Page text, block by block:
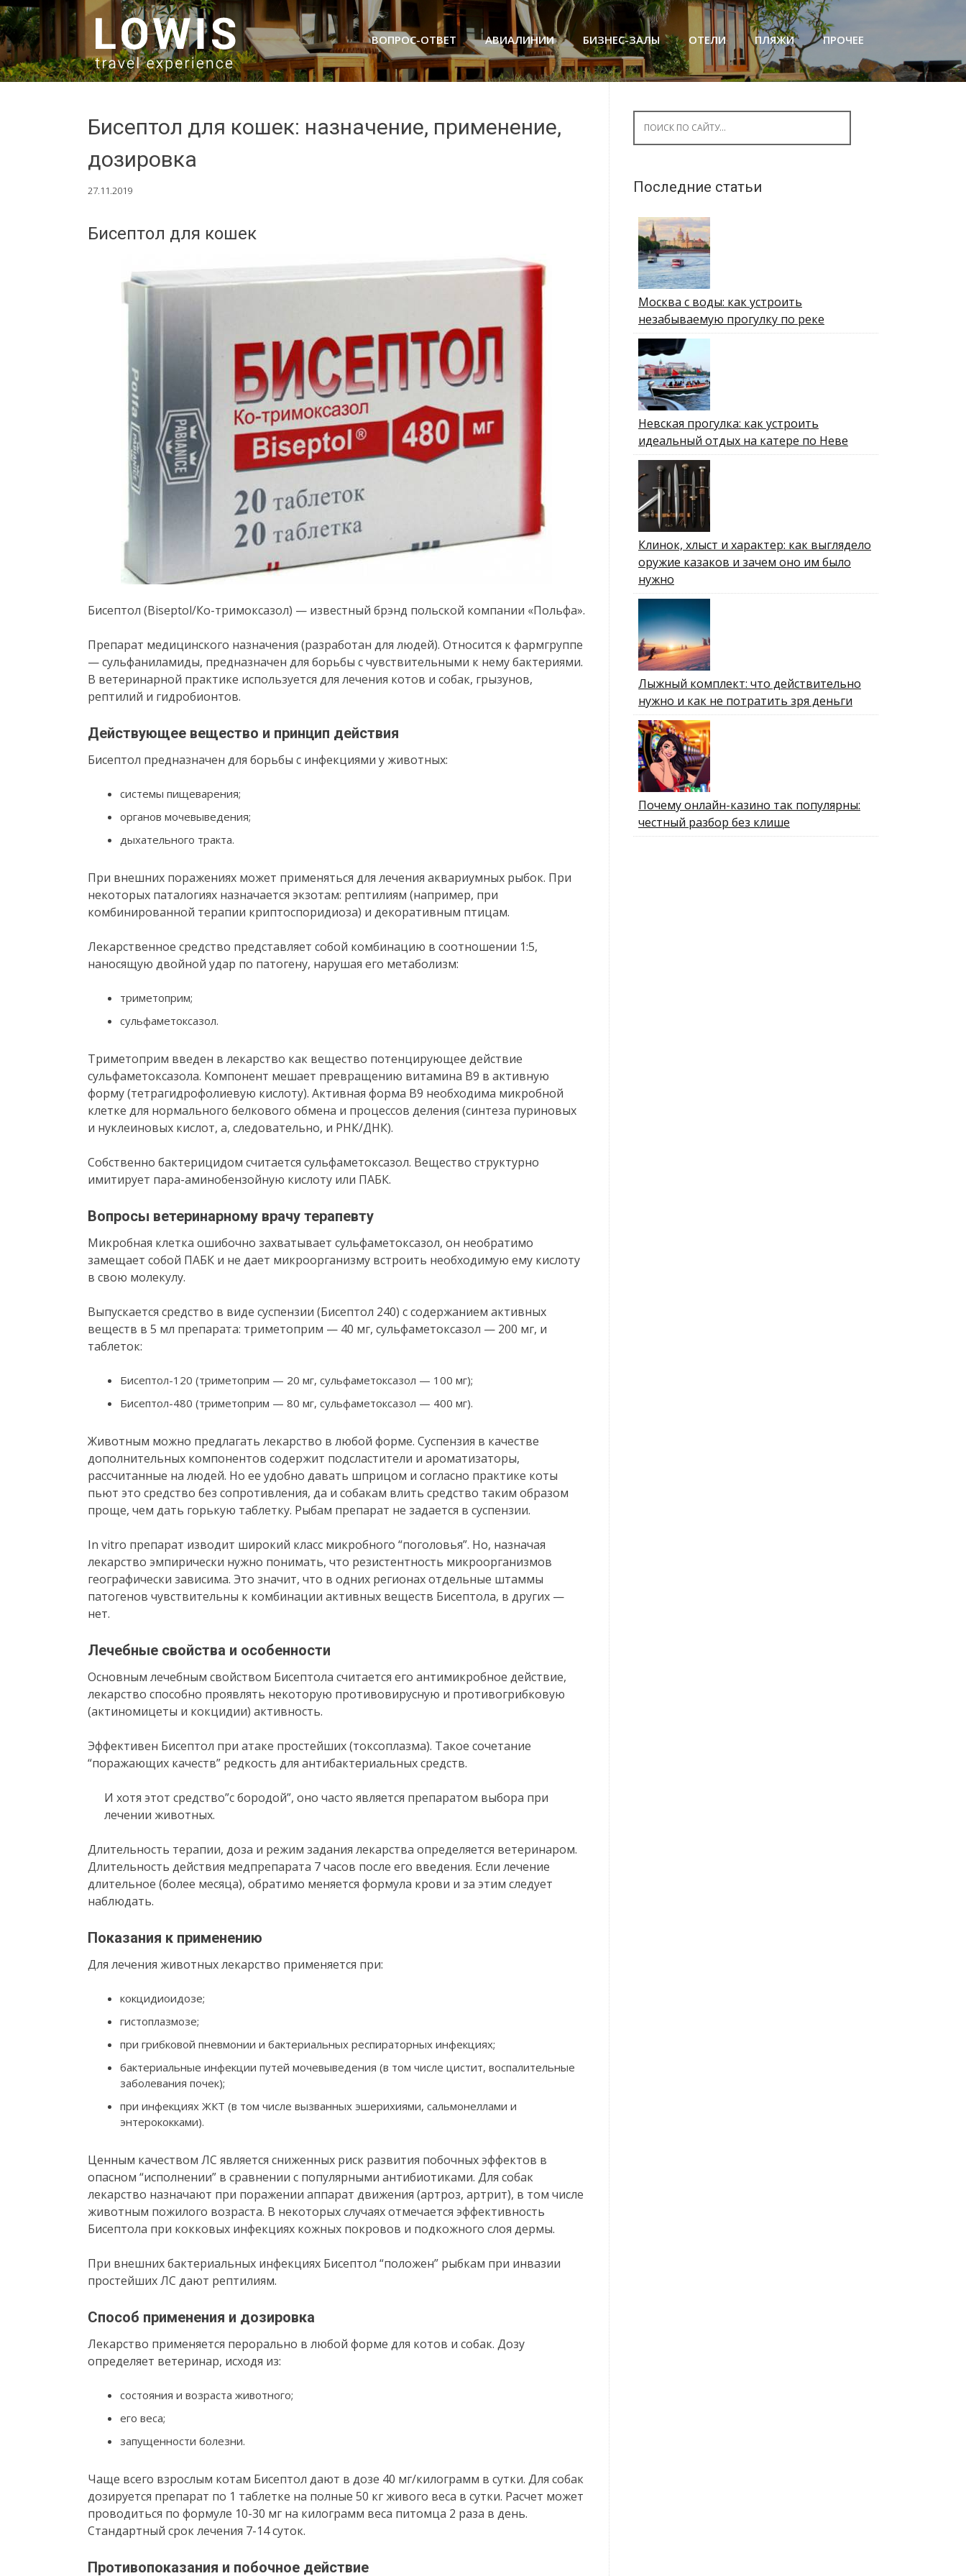
SKIP TO CONTENT ПРОЧЕЕ
ПЛЯЖИ
ОТЕЛИ
БИЗНЕС-ЗАЛЫ
АВИАЛИНИИ
ВОПРОС-ОТВЕТ
Бисептол для кошек: назначение, применение,
дозировка
27.11.2019
Бисептол для кошек
Бисептол (Biseptol/Ко-тримоксазол) — известный брэнд польской компании «Польфа».
Препарат медицинского назначения (разработан для людей). Относится к фармгруппе
— сульфаниламиды, предназначен для борьбы с чувствительными к нему бактериями.
В ветеринарной практике используется для лечения котов и собак, грызунов,
рептилий и гидробионтов.
Действующее вещество и принцип действия
Бисептол предназначен для борьбы с инфекциями у животных:
системы пищеварения;
органов мочевыведения;
дыхательного тракта.
При внешних поражениях может применяться для лечения аквариумных рыбок. При
некоторых паталогиях назначается экзотам: рептилиям (например, при
комбинированной терапии криптоспоридиоза) и декоративным птицам.
Лекарственное средство представляет собой комбинацию в соотношении 1:5,
наносящую двойной удар по патогену, нарушая его метаболизм:
триметоприм;
сульфаметоксазол.
Триметоприм введен в лекарство как вещество потенцирующее действие
сульфаметоксазола. Компонент мешает превращению витамина В9 в активную
форму (тетрагидрофолиевую кислоту). Активная форма В9 необходима микробной
клетке для нормального белкового обмена и процессов деления (синтеза пуриновых
и нуклеиновых кислот, а, следовательно, и РНК/ДНК).
Собственно бактерицидом считается сульфаметоксазол. Вещество структурно
имитирует пара-аминобензойную кислоту или ПАБК.
Вопросы ветеринарному врачу терапевту
Микробная клетка ошибочно захватывает сульфаметоксазол, он необратимо
замещает собой ПАБК и не дает микроорганизму встроить необходимую ему кислоту
в свою молекулу.
Выпускается средство в виде суспензии (Бисептол 240) с содержанием активных
веществ в 5 мл препарата: триметоприм — 40 мг, сульфаметоксазол — 200 мг, и
таблеток:
Бисептол-120 (триметоприм — 20 мг, сульфаметоксазол — 100 мг);
Бисептол-480 (триметоприм — 80 мг, сульфаметоксазол — 400 мг).
Животным можно предлагать лекарство в любой форме. Суспензия в качестве
дополнительных компонентов содержит подсластители и ароматизаторы,
рассчитанные на людей. Но ее удобно давать шприцом и согласно практике коты
пьют это средство без сопротивления, да и собакам влить средство таким образом
проще, чем дать горькую таблетку. Рыбам препарат не задается в суспензии.
In vitro препарат изводит широкий класс микробного “поголовья”. Но, назначая
лекарство эмпирически нужно понимать, что резистентность микроорганизмов
географически зависима. Это значит, что в одних регионах отдельные штаммы
патогенов чувствительны к комбинации активных веществ Бисептола, в других —
нет.
Лечебные свойства и особенности
Основным лечебным свойством Бисептола считается его антимикробное действие,
лекарство способно проявлять некоторую противовирусную и противогрибковую
(актиномицеты и кокцидии) активность.
Эффективен Бисептол при атаке простейших (токсоплазма). Такое сочетание
“поражающих качеств” редкость для антибактериальных средств.
И хотя этот средство”с бородой”, оно часто является препаратом выбора при
лечении животных.
Длительность терапии, доза и режим задания лекарства определяется ветеринаром.
Длительность действия медпрепарата 7 часов после его введения. Если лечение
длительное (более месяца), обратимо меняется формула крови и за этим следует
наблюдать.
Показания к применению
Для лечения животных лекарство применяется при:
кокцидиоидозе;
гистоплазмозе;
при грибковой пневмонии и бактериальных респираторных инфекциях;
бактериальные инфекции путей мочевыведения (в том числе цистит, воспалительные
заболевания почек);
при инфекциях ЖКТ (в том числе вызванных эшерихиями, сальмонеллами и
энтерококками).
Ценным качеством ЛС является сниженных риск развития побочных эффектов в
опасном “исполнении” в сравнении с популярными антибиотиками. Для собак
лекарство назначают при поражении аппарат движения (артроз, артрит), в том числе
животным пожилого возраста. В некоторых случаях отмечается эффективность
Бисептола при кокковых инфекциях кожных покровов и подкожного слоя дермы.
При внешних бактериальных инфекциях Бисептол “положен” рыбкам при инвазии
простейших ЛС дают рептилиям.
Способ применения и дозировка
Лекарство применяется перорально в любой форме для котов и собак. Дозу
определяет ветеринар, исходя из:
состояния и возраста животного;
его веса;
запущенности болезни.
Чаще всего взрослым котам Бисептол дают в дозе 40 мг/килограмм в сутки. Для собак
дозируется препарат по 1 таблетке на полные 50 кг живого веса в сутки. Расчет может
проводиться по формуле 10-30 мг на килограмм веса питомца 2 раза в день.
Стандартный срок лечения 7-14 суток.
Противопоказания и побочное действие
Последние статьи
Москва с воды: как устроить
незабываемую прогулку по реке
Невская прогулка: как устроить
идеальный отдых на катере по Неве
Клинок, хлыст и характер: как выглядело
оружие казаков и зачем оно им было
нужно
Лыжный комплект: что действительно
нужно и как не потратить зря деньги
Почему онлайн-казино так популярны:
честный разбор без клише